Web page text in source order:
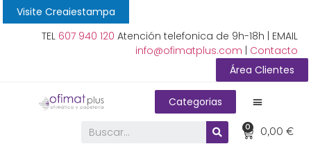
Visite Creaiestampa
TEL 607 940 120 Atención telefonica de 9h-18h | EMAIL
info@ofimatplus.com
Contacto
Área Clientes
Categorias
0,00€
0